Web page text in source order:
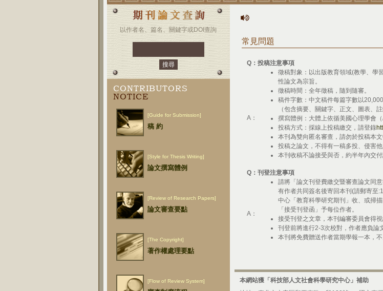
以作者名、篇名、關鍵字或DOI查詢
CONTRIBUTORS
NOTICE
[Guide for Submission]
稿 約
[Style for Thesis Writing]
論文撰寫體例
[Review of Research Papers]
論文審查要點
[The Copyright]
著作權處理要點
[Flow of Review System]
常見問題
Q： 投稿注意事項
A：
徵稿對象：以出版教育領域(教學、學
性論文為宗旨。
徵稿時間：全年徵稿，隨到隨審。
稿件字數：中文稿件每篇字數以
（包含摘要、關鍵字、正文、圖表、
撰寫體例：大體上依循美國心理學會
投稿方式：採線上投稿繳交，請登錄
本刊為雙向匿名審查，請勿於投稿本
投稿之論文，不得有一稿多投、侵害
本刊收稿不論接受與否，約半年內交付
Q： 刊登注意事項
A：
請將「論文刊登費繳交暨審查論文同
有作者共同簽名後寄回本刊(請郵寄至
中心「教育科學研究期刊」收、或掃
「接受刊登函」予每位作者。
接受刊登之文章，本刊編審委員會得
刊登前將進行2-3次校對，作者應負論
本刊將免費贈送作者當期學報一本，不
本網站獲「科技部人文社會科學研究中心」補助